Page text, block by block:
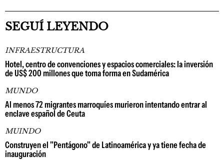
SEGUÍ LEYENDO
INFRAESTRUCTURA
Hotel, centro de convenciones y espacios comerciales: la inversión
de US$ 200 millones que toma forma en Sudamérica
MUNDO
Al menos 72 migrantes marroquíes murieron intentando entrar al
enclave español de Ceuta
MUINDO
Construyen el "Pentágono" de Latinoamérica y ya tiene fecha de
inauguración